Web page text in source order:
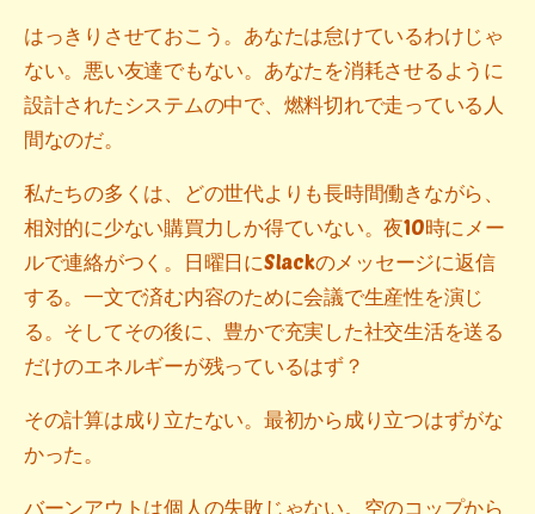
はっきりさせておこう。あなたは怠けているわけじゃ
ない。悪い友達でもない。あなたを消耗させるように
設計されたシステムの中で、燃料切れで走っている人
間なのだ。
私たちの多くは、どの世代よりも長時間働きながら、
相対的に少ない購買力しか得ていない。夜10時にメー
ルで連絡がつく。日曜日にSlackのメッセージに返信
する。一文で済む内容のために会議で生産性を演じ
る。そしてその後に、豊かで充実した社交生活を送る
だけのエネルギーが残っているはず？
その計算は成り立たない。最初から成り立つはずがな
かった。
バーンアウトは個人の失敗じゃない。空のコップから